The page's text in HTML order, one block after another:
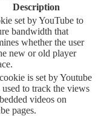
Description
set by YouTube to
bandwidth that
whether the user
new or old player
is set by Youtube
used to track the views
videos on
pages.